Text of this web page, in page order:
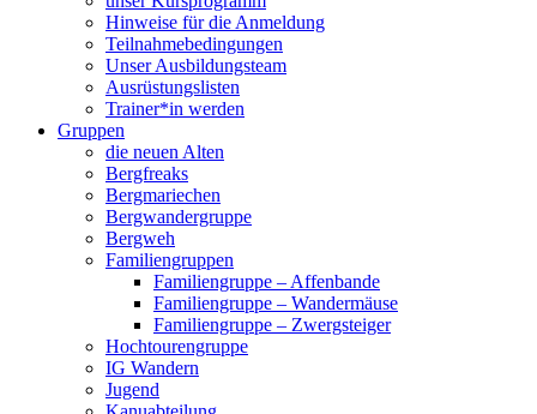
Hinweise für die Anmeldung
Teilnahmebedingungen
Unser Ausbildungsteam
Ausrüstungslisten
Trainer*in werden
Gruppen
die neuen Alten
Bergfreaks
Bergmariechen
Bergwandergruppe
Bergweh
Familiengruppen
Familiengruppe – Affenbande
Familiengruppe – Wandermäuse
Familiengruppe – Zwergsteiger
Hochtourengruppe
IG Wandern
Jugend